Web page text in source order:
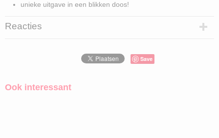
unieke uitgave in een blikken doos!
Reacties
Save
Ook interessant